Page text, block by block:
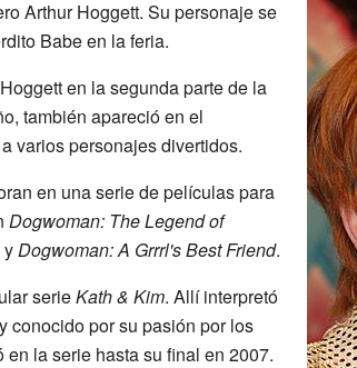
Arthur Hoggett. Su personaje se
Babe en la feria.
en la segunda parte de la
también apareció en el
varios personajes divertidos.
en una serie de películas para
Dogwoman: The Legend of
yDogwoman: A Grrrl's Best Friend.
serieKath & Kim. Allí interpretó
conocido por su pasión por los
la serie hasta su final en 2007.